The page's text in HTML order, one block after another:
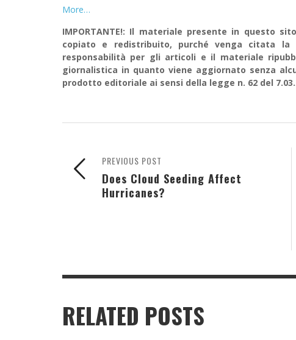
More…
IMPORTANTE!: Il materiale presente in questo
copiato e redistribuito, purché venga citata la
responsabilità per gli articoli e il materiale
giornalistica in quanto viene aggiornato senza
prodotto editoriale ai sensi della legge n. 62 del
PREVIOUS POST
Does Cloud Seeding Affect
Hurricanes?
RELATED POSTS